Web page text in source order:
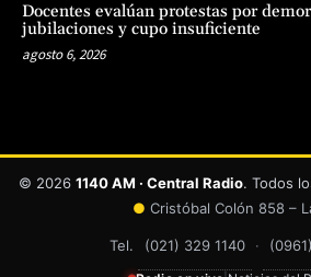
Docentes evalúan protestas por
jubilaciones y cupo insuficiente
agosto 6, 2026
© 2026 1140 AM · Central Radio. Todos
● Cristóbal Colón 858 –
Tel. (021) 329 1140 ·